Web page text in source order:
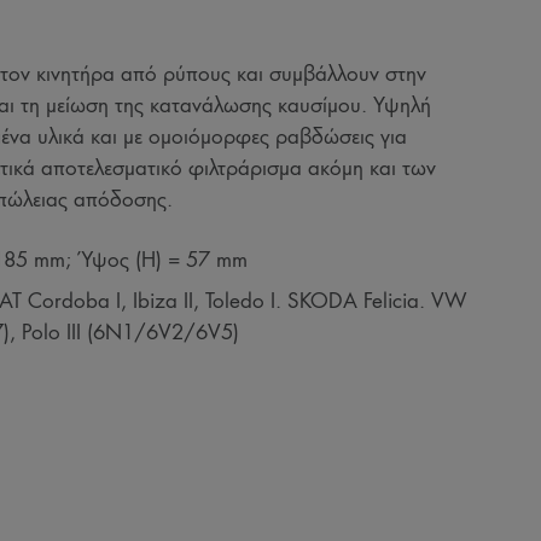
κινητήρα από ρύπους και συμβάλλουν στην
τη μείωση της κατανάλωσης καυσίμου. Υψηλή
υλικά και με ομοιόμορφες ραβδώσεις για
αποτελεσματικό φιλτράρισμα ακόμη και των
απόδοσης.
mm; Ύψος (H) = 57 mm
Cordoba I, Ibiza II, Toledo I. SKODA Felicia. VW
Polo III (6N1/6V2/6V5)